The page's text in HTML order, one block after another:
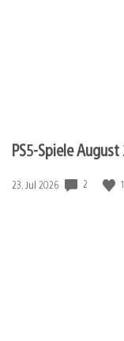
PS5-Spiele
Veröffentlichungsdatum:
23. Jul 2026 2